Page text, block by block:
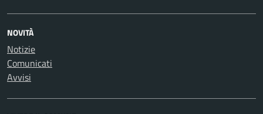
NOVITÀ
Notizie
Comunicati
Avvisi